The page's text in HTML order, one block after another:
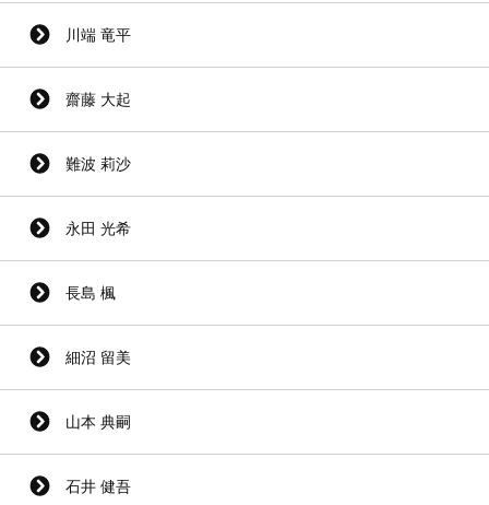
川端 竜平
齋藤 大起
難波 莉沙
永田 光希
長島 楓
細沼 留美
山本 典嗣
石井 健吾